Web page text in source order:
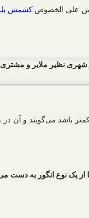
علی الخصوصکشمش
نظیر ملایر و
یک نوع انگور به دست